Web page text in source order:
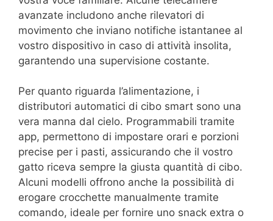
avanzate includono anche rilevatori di
movimento che inviano notifiche istantanee al
vostro dispositivo in caso di attività insolita,
garantendo una supervisione costante.
Per quanto riguarda l’alimentazione, i
distributori automatici di cibo smart sono una
vera manna dal cielo. Programmabili tramite
app, permettono di impostare orari e porzioni
precise per i pasti, assicurando che il vostro
gatto riceva sempre la giusta quantità di cibo.
Alcuni modelli offrono anche la possibilità di
erogare crocchette manualmente tramite
comando, ideale per fornire uno snack extra o